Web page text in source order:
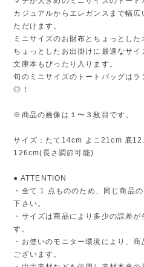
カジュアルからエレガンスまで幅
ただけます。
ミニサイズのお財布とちょっとした
ちょっとしたお出掛けに最適なサイ
文庫本もぴったり入ります。
旬のミニサイズのトートバッグはラ
◎！
※商品の画像は１〜３枚目です。
サイズ：たて14cm よこ21cm 底
126cm(長さ調節可能)
● ATTENTION
・全て 1 点もののため、同じ商品
下さい。
・サイズは商品により多少の誤差
す。
・お使いのモニター環境により、
ございます。